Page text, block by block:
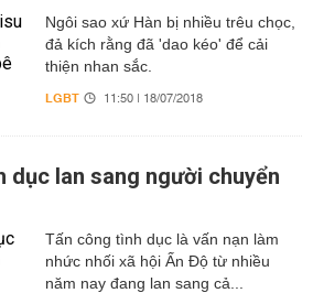
Ngôi sao xứ Hàn bị nhiều trêu chọc,
đả kích rằng đã 'dao kéo' để cải
thiện nhan sắc.
LGBT 11:50 | 18/07/2018
dục lan sang người chuyển
Tấn công tình dục là vấn nạn làm
nhức nhối xã hội Ấn Độ từ nhiều
năm nay đang lan sang cả...